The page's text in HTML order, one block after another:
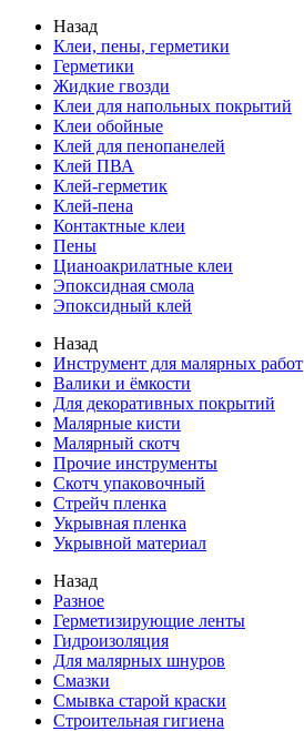
Назад
Клеи, пены, герметики
Герметики
Жидкие гвозди
Клеи для напольных покрытий
Клеи обойные
Клей для пенопанелей
Клей ПВА
Клей-герметик
Клей-пена
Контактные клеи
Пены
Цианоакрилатные клеи
Эпоксидная смола
Эпоксидный клей
Назад
Инструмент для малярных работ
Валики и ёмкости
Для декоративных покрытий
Малярные кисти
Малярный скотч
Прочие инструменты
Скотч упаковочный
Стрейч пленка
Укрывная пленка
Укрывной материал
Назад
Разное
Герметизирующие ленты
Гидроизоляция
Для малярных шнуров
Смазки
Смывка старой краски
Строительная гигиена